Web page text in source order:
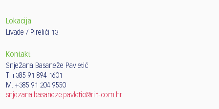
Lokacija
Livade / Pirelići 13
Kontakt
Snježana Basaneže Pavletić
T. +385 91 894 1601
M. +385 91 204 9550
snjezana.basaneze.pavletic@ri.t-com.hr